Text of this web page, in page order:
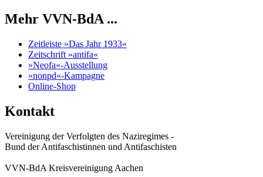
Mehr VVN-BdA ...
Zeitleiste »Das Jahr 1933«
Zeitschrift »antifa«
»Neofa«-Ausstellung
»nonpd«-Kampagne
Online-Shop
Kontakt
Vereinigung der Verfolgten des Naziregimes -
Bund der Antifaschistinnen und Antifaschisten
VVN-BdA Kreisvereinigung Aachen